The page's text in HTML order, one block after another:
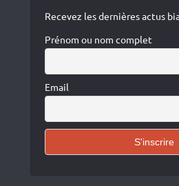
Recevez les dernières actus
Prénom ou nom complet
Email